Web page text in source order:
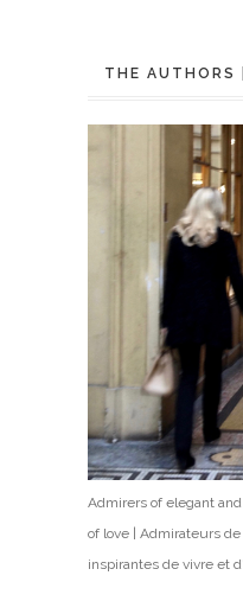
THE AUTHORS
Admirers of elegant
of love | Admirateurs
inspirantes de vivre et